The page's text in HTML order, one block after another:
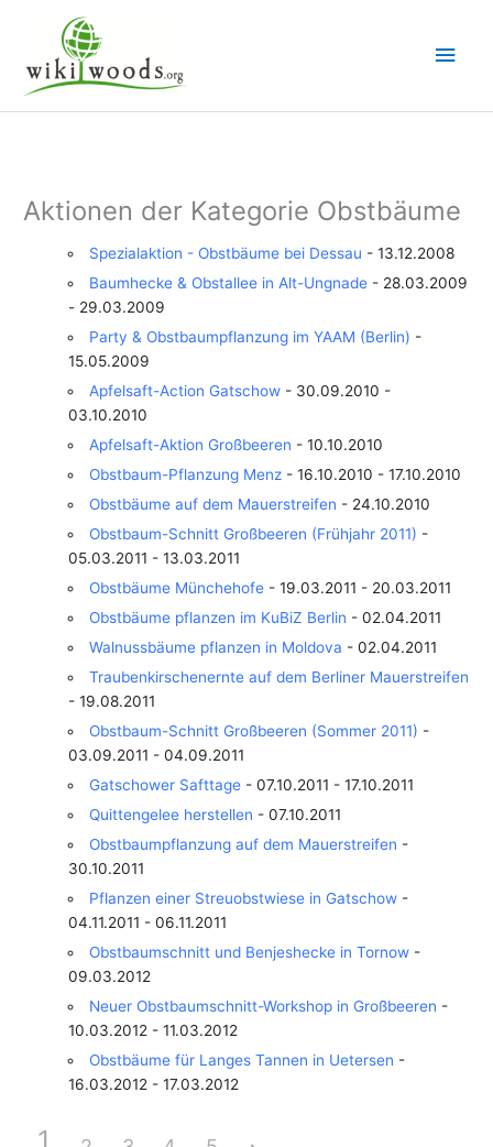
springen
Aktionen der Kategorie Obstbäume
Spezialaktion - Obstbäume bei Dessau - 13.12.2008
Baumhecke & Obstallee in Alt-Ungnade- 28.03.2009
- 29.03.2009
Party & Obstbaumpflanzung im YAAM (Berlin) -
15.05.2009
Apfelsaft-Action Gatschow- 30.09.2010 -
03.10.2010
Apfelsaft-Aktion Großbeeren - 10.10.2010
Obstbaum-Pflanzung Menz- 16.10.2010 - 17.10.2010
Obstbäume auf dem Mauerstreifen - 24.10.2010
Obstbaum-Schnitt Großbeeren (Frühjahr 2011) -
05.03.2011 - 13.03.2011
Obstbäume Münchehofe- 19.03.2011 - 20.03.2011
Obstbäume pflanzen im KuBiZ Berlin - 02.04.2011
Walnussbäume pflanzen in Moldova - 02.04.2011
Traubenkirschenernte auf dem Berliner Mauerstreifen
- 19.08.2011
Obstbaum-Schnitt Großbeeren (Sommer 2011) -
03.09.2011 - 04.09.2011
Gatschower Safttage- 07.10.2011 - 17.10.2011
Quittengelee herstellen - 07.10.2011
Obstbaumpflanzung auf dem Mauerstreifen -
30.10.2011
Pflanzen einer Streuobstwiese in Gatschow-
04.11.2011 - 06.11.2011
Obstbaumschnitt und Benjeshecke in Tornow-
09.03.2012
Neuer Obstbaumschnitt-Workshop in Großbeeren -
10.03.2012 - 11.03.2012
Obstbäume für Langes Tannen in Uetersen -
16.03.2012 - 17.03.2012